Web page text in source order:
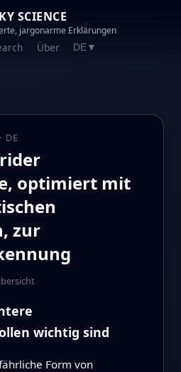
SCIENCE
jargonarme Erklärungen
Über DE▼
DE
optimiert mit
zur
wichtig sind
Form von